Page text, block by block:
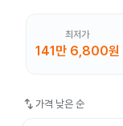
최저가
141만 6,800원
swap_vert 가격 낮은 순